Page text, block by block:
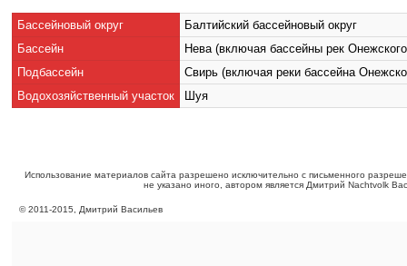
Бассейновый округ
Балтийский бассейновый округ
Бассейн
Нева (включая бассейны рек
Подбассейн
Свирь (включая реки бассейна
Водохозяйственный участок
Шуя
Использование материалов сайта разрешено исключительно с письменного
не указано иного, автором является Дмитрий Nachtvolk
©2011-2015 , Дмитрий Васильев